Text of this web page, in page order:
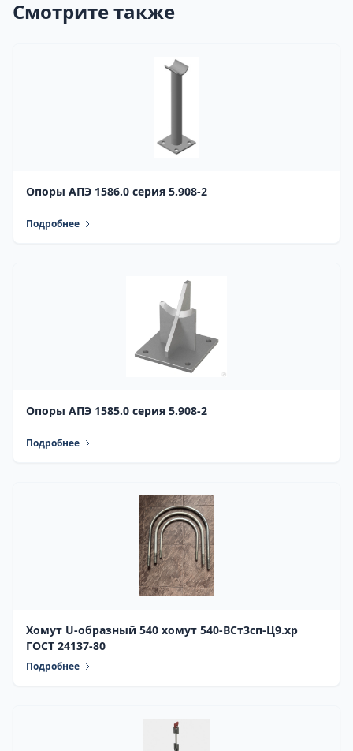
Смотрите также
Опоры АПЭ 1586.0 серия 5.908-2
Подробнее
Опоры АПЭ 1585.0 серия 5.908-2
Подробнее
Хомут U-образный 540 хомут 540-ВСт3сп-Ц9.хр
ГОСТ 24137-80
Подробнее